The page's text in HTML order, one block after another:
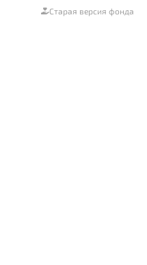
Старая версия фонда